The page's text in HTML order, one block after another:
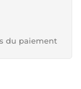
du paiement